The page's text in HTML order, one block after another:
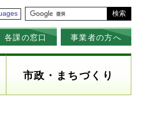
検索
各課の窓口 事業者の方へ
市政・まちづくり